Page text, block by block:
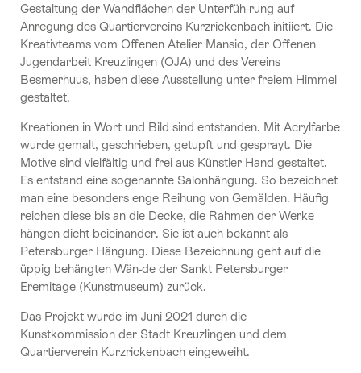
Gestaltung der Wandflächen der Unterfüh-rung auf
Anregung des Quartiervereins Kurzrickenbach initiiert. Die
Kreativteams vom Offenen Atelier Mansio, der Offenen
Jugendarbeit Kreuzlingen (OJA) und des Vereins
Besmerhuus, haben diese Ausstellung unter freiem Himmel
gestaltet.
Kreationen in Wort und Bild sind entstanden. Mit Acrylfarbe
wurde gemalt, geschrieben, getupft und gesprayt. Die
Motive sind vielfältig und frei aus Künstler Hand gestaltet.
Es entstand eine sogenannte Salonhängung. So bezeichnet
man eine besonders enge Reihung von Gemälden. Häufig
reichen diese bis an die Decke, die Rahmen der Werke
hängen dicht beieinander. Sie ist auch bekannt als
Petersburger Hängung. Diese Bezeichnung geht auf die
üppig behängten Wän-de der Sankt Petersburger
Eremitage (Kunstmuseum) zurück.
Das Projekt wurde im Juni 2021 durch die
Kunstkommission der Stadt Kreuzlingen und dem
Quartierverein Kurzrickenbach eingeweiht.